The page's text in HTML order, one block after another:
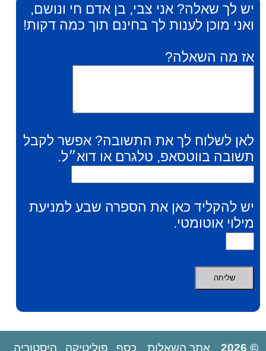
יש לך שאלה? אני צבי, בן אדם חי ונושם,
ואני מוכן לענות לך בחינם תוך כמה דקות!
אז מה השאלה?
לאן לשלוח לך את התשובה? אפשר לקבל
תשובה בווטסאפ, טלגרם או דוא״ל.
יש להקליד כאן את הספרה שבע למניעת
מילוי אוטומטי.
© 2026 אתר השאלות כסף פוליטיקה היסטוריה